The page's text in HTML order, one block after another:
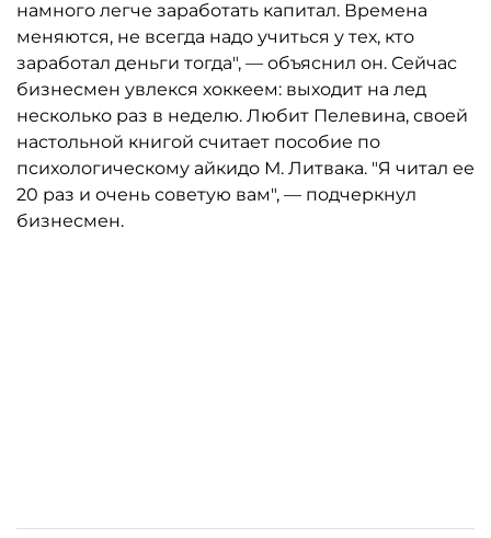
намного легче заработать капитал. Времена
меняются, не всегда надо учиться у тех, кто
заработал деньги тогда", — объяснил он. Сейчас
бизнесмен увлекся хоккеем: выходит на лед
несколько раз в неделю. Любит Пелевина, своей
настольной книгой считает пособие по
психологическому айкидо М. Литвака. "Я читал ее
20 раз и очень советую вам", — подчеркнул
бизнесмен.